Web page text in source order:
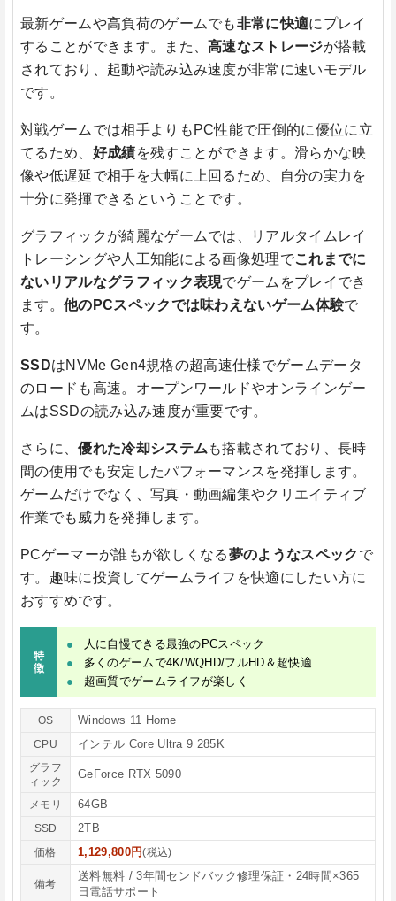
最新ゲームや高負荷のゲームでも非常に快適にプレイ
することができます。また、 高速なストレージが搭載
されており、起動や読み込み速度が非常に速いモデル
です。
対戦ゲームでは相手よりもPC性能で圧倒的に優位に立
てるため、 好成績を残すことができます。滑らかな映
像や低遅延で相手を大幅に上回るため、自分の実力を
十分に発揮できるということです。
グラフィックが綺麗なゲームでは、リアルタイムレイ
トレーシングや人工知能による画像処理でこれまでに
ないリアルなグラフィック表現でゲームをプレイでき
ます。 他のPCスペックでは味わえないゲーム体験で
す。
SSDはNVMe Gen4規格の超高速仕様でゲームデータ
のロードも高速。オープンワールドやオンラインゲー
ムはSSDの読み込み速度が重要です。
さらに、優れた冷却システムも搭載されており、長時
間の使用でも安定したパフォーマンスを発揮します。
ゲームだけでなく、写真・動画編集やクリエイティブ
作業でも威力を発揮します。
PCゲーマーが誰もが欲しくなる夢のようなスペック で
す。趣味に投資してゲームライフを快適にしたい方に
おすすめです。
特
徴
人に自慢できる最強のPCスペック
多くのゲームで4K/WQHD/フルHD＆超快適
超画質でゲームライフが楽しく
OS Windows 11 Home
CPU インテル Core Ultra 9 285K
グラフ
ィック
GeForce RTX 5090
メモリ 64GB
SSD 2TB
価格 1,129,800円(税込)
備考
送料無料 / 3年間センドバック修理保証・24時間×365
日電話サポート